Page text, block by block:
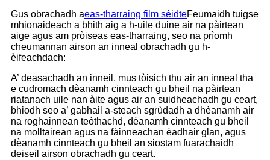
Gus obrachadh aeas-tharraing film sèidteFeumaidh tuigse
mhionaideach a bhith aig a h-uile duine air na pàirtean
aige agus am pròiseas eas-tharraing, seo na prìomh
cheumannan airson an inneal obrachadh gu h-
èifeachdach:
A’ deasachadh an inneil, mus tòisich thu air an inneal tha
e cudromach dèanamh cinnteach gu bheil na pàirtean
riatanach uile nan àite agus air an suidheachadh gu ceart,
bhiodh seo a’ gabhail a-steach sgrùdadh a dhèanamh air
na roghainnean teòthachd, dèanamh cinnteach gu bheil
na molltairean agus na fàinneachan èadhair glan, agus
dèanamh cinnteach gu bheil an siostam fuarachaidh
deiseil airson obrachadh gu ceart.